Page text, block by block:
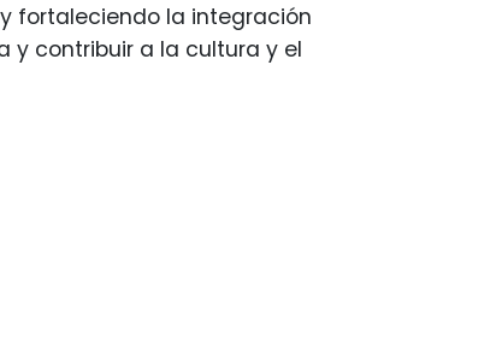
fortaleciendo la integración
y contribuir a la cultura y el